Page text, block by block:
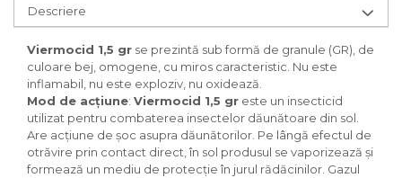
Descriere
Viermocid 1,5 gr se prezintă sub formă de granule (GR), de
culoare bej, omogene, cu miros caracteristic. Nu este
inflamabil, nu este exploziv, nu oxidează.
Mod de acțiune: Viermocid 1,5 gr este un insecticid
utilizat pentru combaterea insectelor dăunătoare din sol.
Are acțiune de șoc asupra dăunătorilor. Pe lângă efectul de
otrăvire prin contact direct, în sol produsul se vaporizează și
formează un mediu de protecție în jurul rădăcinilor. Gazul